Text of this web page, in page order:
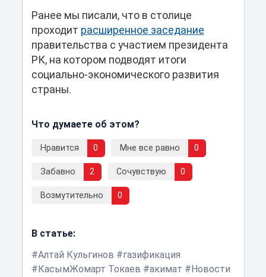
Ранее мы писали, что в столице
проходит расширенное заседание
правительства с участием президента
РК, на котором подводят итоги
социально-экономического развития
страны.
Что думаете об этом?
Нравится 0 Мне все равно 0
Забавно 2 Сочувствую 0
Возмутительно 0
В статье:
Алтай Кульгинов
газификация
КасымЖомарт Токаев
акимат
Новости